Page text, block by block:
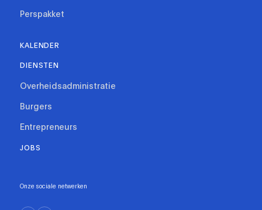
Perspakket
KALENDER
DIENSTEN
Overheidsadministratie
Burgers
Entrepreneurs
JOBS
Onze sociale netwerken